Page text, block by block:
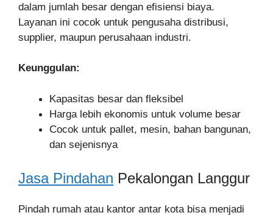
dalam jumlah besar dengan efisiensi biaya.
Layanan ini cocok untuk pengusaha distribusi,
supplier, maupun perusahaan industri.
Keunggulan:
Kapasitas besar dan fleksibel
Harga lebih ekonomis untuk volume besar
Cocok untuk pallet, mesin, bahan bangunan,
dan sejenisnya
Jasa Pindahan Pekalongan Langgur
Pindah rumah atau kantor antar kota bisa menjadi